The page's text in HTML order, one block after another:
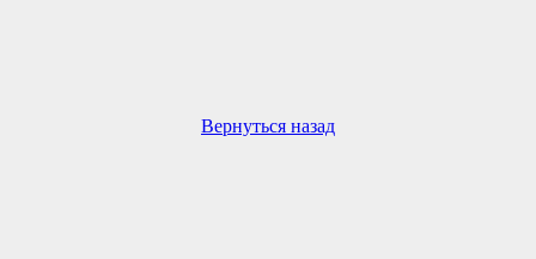
Вернуться назад